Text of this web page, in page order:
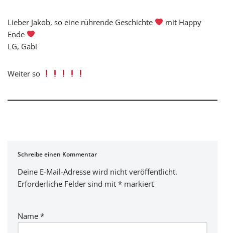
Lieber Jakob, so eine rührende Geschichte
mit Happy
Ende
LG, Gabi
Weiter so
Schreibe einen Kommentar
Deine E-Mail-Adresse wird nicht veröffentlicht.
Erforderliche Felder sind mit * markiert
Name *